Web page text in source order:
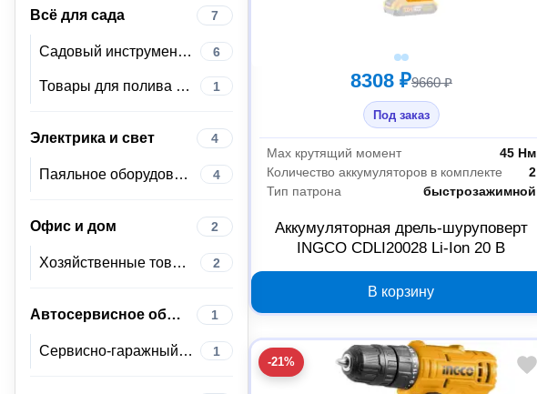
Всё для сада 7
Садовый инструмент и инвентарь 6
Товары для полива и водоснабжения 1
Электрика и свет 4
Паяльное оборудование 4
Офис и дом 2
Хозяйственные товары 2
Автосервисное оборудование 1
Сервисно-гаражный инструмент 1
8308 ₽9660 ₽
Под заказ
Max крутящий момент
45 Нм
Количество аккумуляторов в комплекте
2
Тип патрона
быстрозажимной
Аккумуляторная дрель-шуруповерт
INGCO CDLI20028 Li-Ion 20 В
В корзину
-21%